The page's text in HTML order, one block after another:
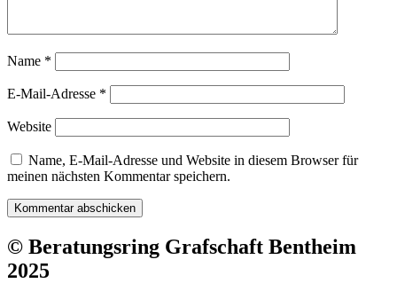
Name *
E-Mail-Adresse *
Website
Name, E-Mail-Adresse und Website in diesem Browser für
meinen nächsten Kommentar speichern.
© Beratungsring Grafschaft Bentheim
2025